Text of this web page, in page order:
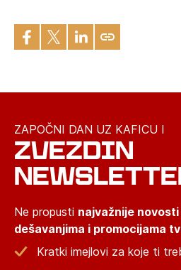
ZAPOČNI DAN UZ KAFICU I
ZVEZDIN
Ne propusti najvažnije
dešavanjima i promocijama
Kratki imejlovi za koje ti